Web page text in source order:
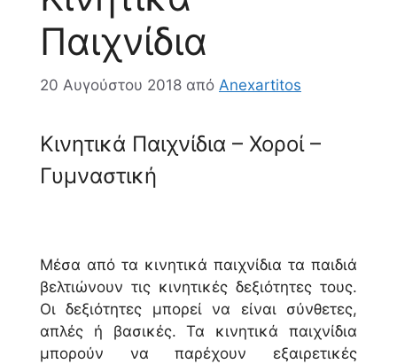
Παιχνίδια
20 Αυγούστου 2018 από Anexartitos
Κινητικά Παιχνίδια – Χοροί –
Γυμναστική
Μέσα από τα κινητικά παιχνίδια τα παιδιά
βελτιώνουν τις κινητικές δεξιότητες τους.
Οι δεξιότητες μπορεί να είναι σύνθετες,
απλές ή βασικές. Τα κινητικά παιχνίδια
μπορούν να παρέχουν εξαιρετικές